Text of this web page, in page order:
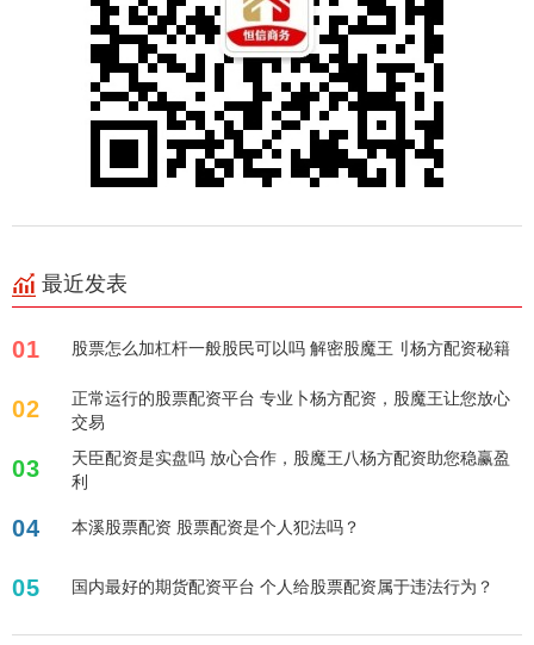
最近发表
01 股票怎么加杠杆一般股民可以吗 解密股魔王刂杨方配资秘籍
02
正常运行的股票配资平台 专业卜杨方配资，股魔王让您放心
交易
03
天臣配资是实盘吗 放心合作，股魔王八杨方配资助您稳赢盈
利
04 本溪股票配资 股票配资是个人犯法吗？
05 国内最好的期货配资平台 个人给股票配资属于违法行为？